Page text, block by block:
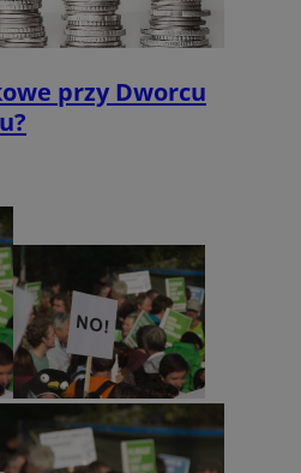
przy Dworcu